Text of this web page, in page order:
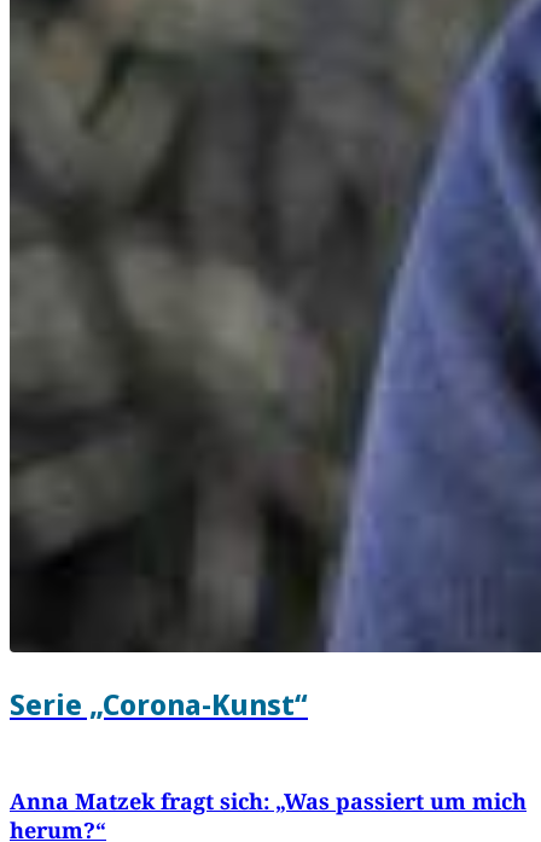
Serie „Corona-Kunst“
Anna Matzek fragt sich: „Was passiert um mich
herum?“